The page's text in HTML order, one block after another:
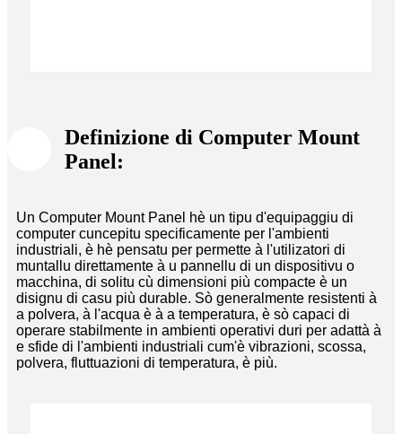
Definizione di Computer Mount
Panel:
Un Computer Mount Panel hè un tipu d'equipaggiu di
computer cuncepitu specificamente per l'ambienti
industriali, è hè pensatu per permette à l'utilizatori di
muntallu direttamente à u pannellu di un dispositivu o
macchina, di solitu cù dimensioni più compacte è un
disignu di casu più durable. Sò generalmente resistenti à
a polvera, à l'acqua è à a temperatura, è sò capaci di
operare stabilmente in ambienti operativi duri per adattà à
e sfide di l'ambienti industriali cum'è vibrazioni, scossa,
polvera, fluttuazioni di temperatura, è più.